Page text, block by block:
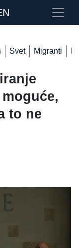
Svet Migranti
to ne